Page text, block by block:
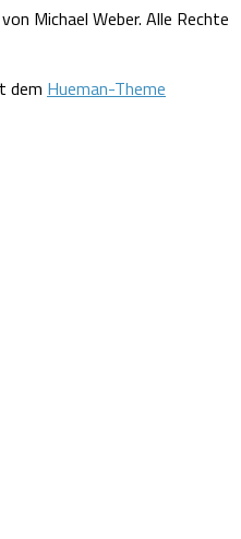
Michael Weber. Alle Rechte
dem Hueman-Theme